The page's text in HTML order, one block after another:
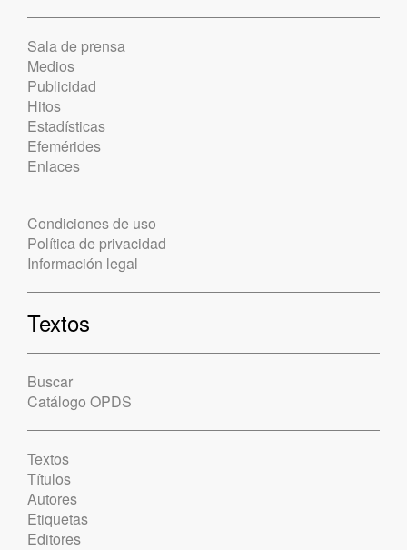
Sala de prensa
Medios
Publicidad
Hitos
Estadísticas
Efemérides
Enlaces
Condiciones de uso
Política de privacidad
Información legal
Textos
Buscar
Catálogo OPDS
Textos
Títulos
Autores
Etiquetas
Editores